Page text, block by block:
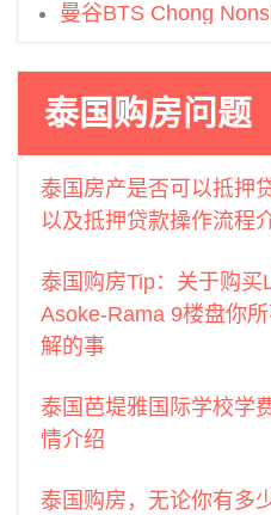
曼谷BTS Chong
曼谷BTS Ha Yaek
(3)
曼谷BTS Khlong San
曼谷BTS
曼谷BTS Nana (7)
曼谷BTS Nation
曼谷BTS On Nut (25)
曼谷BTS
曼谷BTS Phayathai (3)
曼谷BTS Phra
泰国购房问题
泰国房产是否可以抵押
以及抵押贷款操作流程
泰国购房Tip：关于购买
Asoke-Rama 9楼盘你
解的事
泰国芭堤雅国际学校学
情介绍
泰国购房，无论你有多